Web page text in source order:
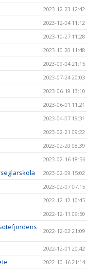
2023-12-23 12:42
2023-12-04 11:12
2023-10-27 11:28
2023-10-20 11:48
2023-09-04 21:15
2023-07-24 20:03
2023-06-19 13:10
2023-06-01 11:21
2023-04-07 19:31
2023-02-21 09:22
2023-02-20 08:39
2023-02-16 18:56
2023-02-09 15:02
2023-02-07 07:15
2022-12-12 10:45
2022-12-11 09:50
2022-12-02 21:09
2022-12-01 20:42
2022-10-16 21:14